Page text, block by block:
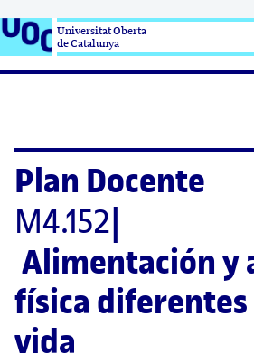
Universitat Oberta
de Catalunya
Plan Docente
M4.152
Alimentación y
física diferentes
vida